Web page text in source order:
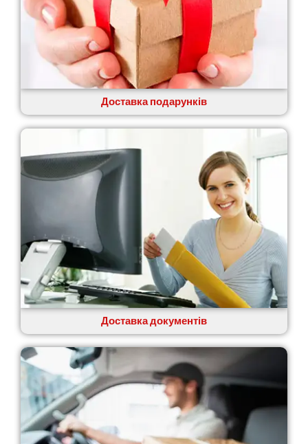
Доставка подарунків
Доставка документів